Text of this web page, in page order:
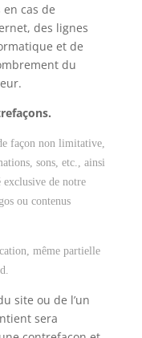
cas de
des lignes
et de
du
façon non limitative,
sons, etc., ainsi
de notre
ou contenus
même partielle
site ou de l’un
sera